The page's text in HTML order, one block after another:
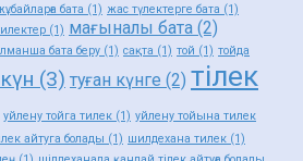
бата (1) жас түлектерге бата (1)
(1) мағыналы бата (2)
бата беру (1) сақта (1) той (1) тойда
(3) туған күнге (2) тілек
уйлену тойга тилек (1) уйлену тойына тилек
айтуга болады (1) шилдехана тилек (1)